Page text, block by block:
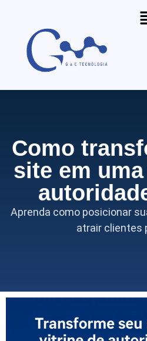
Como
site em
Aprenda como posicionar
atrair clientes